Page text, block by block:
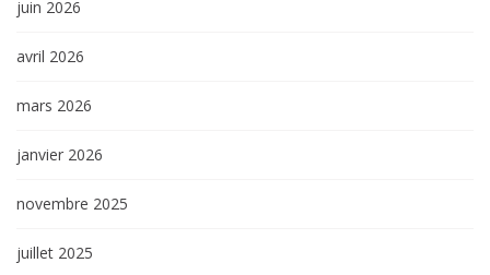
juin 2026
avril 2026
mars 2026
janvier 2026
novembre 2025
juillet 2025